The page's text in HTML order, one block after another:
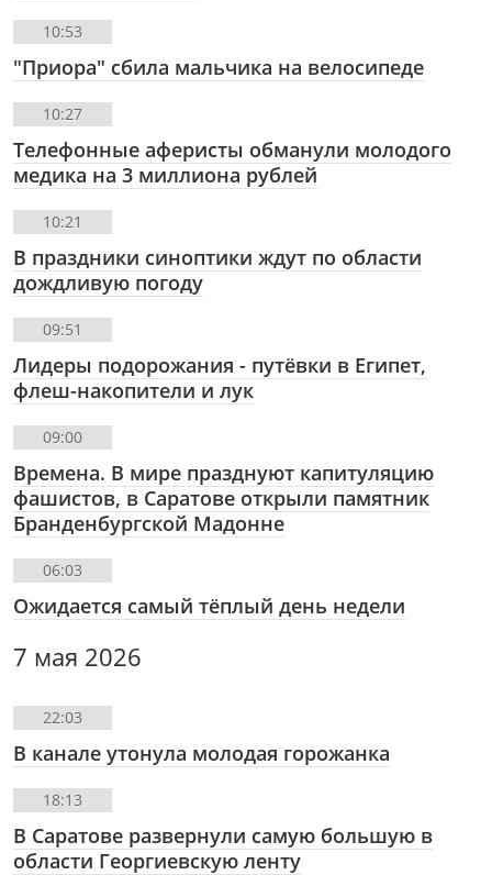
10:53
"Приора" сбила мальчика на велосипеде
10:27
Телефонные аферисты обманули молодого
медика на 3 миллиона рублей
10:21
В праздники синоптики ждут по области
дождливую погоду
09:51
Лидеры подорожания - путёвки в Египет,
флеш-накопители и лук
09:00
Времена. В мире празднуют капитуляцию
фашистов, в Саратове открыли памятник
Бранденбургской Мадонне
06:03
Ожидается самый тёплый день недели
7 мая 2026
22:03
В канале утонула молодая горожанка
18:13
В Саратове развернули самую большую в
области Георгиевскую ленту